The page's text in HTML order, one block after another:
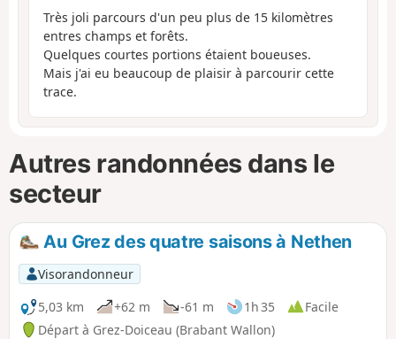
Très joli parcours d'un peu plus de 15 kilomètres
entres champs et forêts.
Quelques courtes portions étaient boueuses.
Mais j'ai eu beaucoup de plaisir à parcourir cette
trace.
Autres randonnées dans le
secteur
Au Grez des quatre saisons à Nethen
Visorandonneur
5,03 km
+62 m -61 m 1h 35
Facile
Départ à Grez-Doiceau (Brabant Wallon)